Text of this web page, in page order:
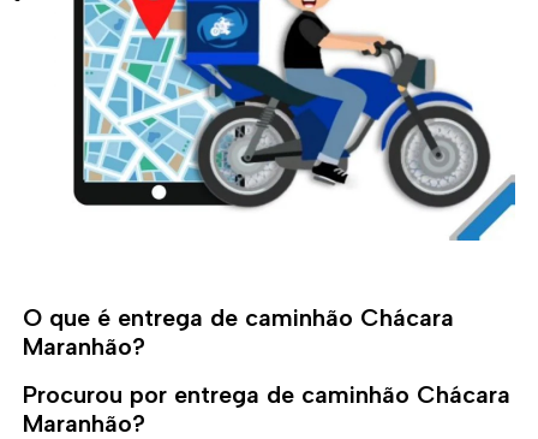
O que é entrega de caminhão Chácara
Maranhão?
Procurou por entrega de caminhão Chácara
Maranhão?